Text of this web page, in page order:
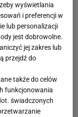
wyświetlania
i preferencji w
lub personalizacji
jest dobrowolne.
jej zakres lub
przejdź do
także do celów
funkcjonowania
świadczonych